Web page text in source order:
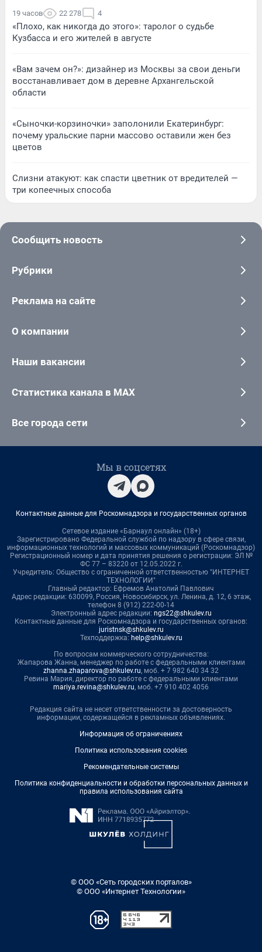
19 часов 22 278 4
«Плохо, как никогда до этого»: таролог о судьбе
Кузбасса и его жителей в августе
«Вам зачем он?»: дизайнер из Москвы за свои деньги
восстанавливает дом в деревне Архангельской
области
«Сыночки-корзиночки» заполонили Екатеринбург:
почему уральские парни массово оставили жен без
цветов
Слизни атакуют: как спасти цветник от вредителей —
три копеечных способа
Сообщить новость
Рубрики
Реклама на сайте
О компании
Наши вакансии
Статистика канала в MAX
Все города сети
Мы в соцсетях
Контактные данные для Роскомнадзора и государственных органов
Сетевое издание «Барнаул онлайн» (18+)
Зарегистрировано Федеральной службой по надзору в сфере связи,
информационных технологий и массовых коммуникаций (Роскомнадзор)
Регистрационный номер и дата принятия решения о регистрации: ЭЛ №
ФС 77 – 83220 от 12.05.2022 г.
Учредитель: Общество с ограниченной ответственностью "ИНТЕРНЕТ
ТЕХНОЛОГИИ"
Главный редактор: Ефремов Анатолий Павлович
Адрес редакции: 630099, Россия, Новосибирск, ул. Ленина, д. 12, 6 этаж,
телефон 8 (912) 222-00-14
Электронный адрес редакции: ngs22@shkulev.ru
Контактные данные для Роскомнадзора и государственных органов:
juristnsk@shkulev.ru
Техподдержка: help@shkulev.ru
По вопросам коммерческого сотрудничества:
Жапарова Жанна, менеджер по работе с федеральными клиентами
zhanna.zhaparova@shkulev.ru, моб. + 7 982 640 34 32
Ревина Мария, директор по работе с федеральными клиентами
mariya.revina@shkulev.ru, моб. +7 910 402 4056
Редакция сайта не несет ответственности за достоверность
информации, содержащейся в рекламных объявлениях.
Информация об ограничениях
Политика использования cookies
Рекомендательные системы
Политика конфиденциальности и обработки персональных данных и
правила использования сайта
© ООО «Сеть городских порталов»
© ООО «Интернет Технологии»